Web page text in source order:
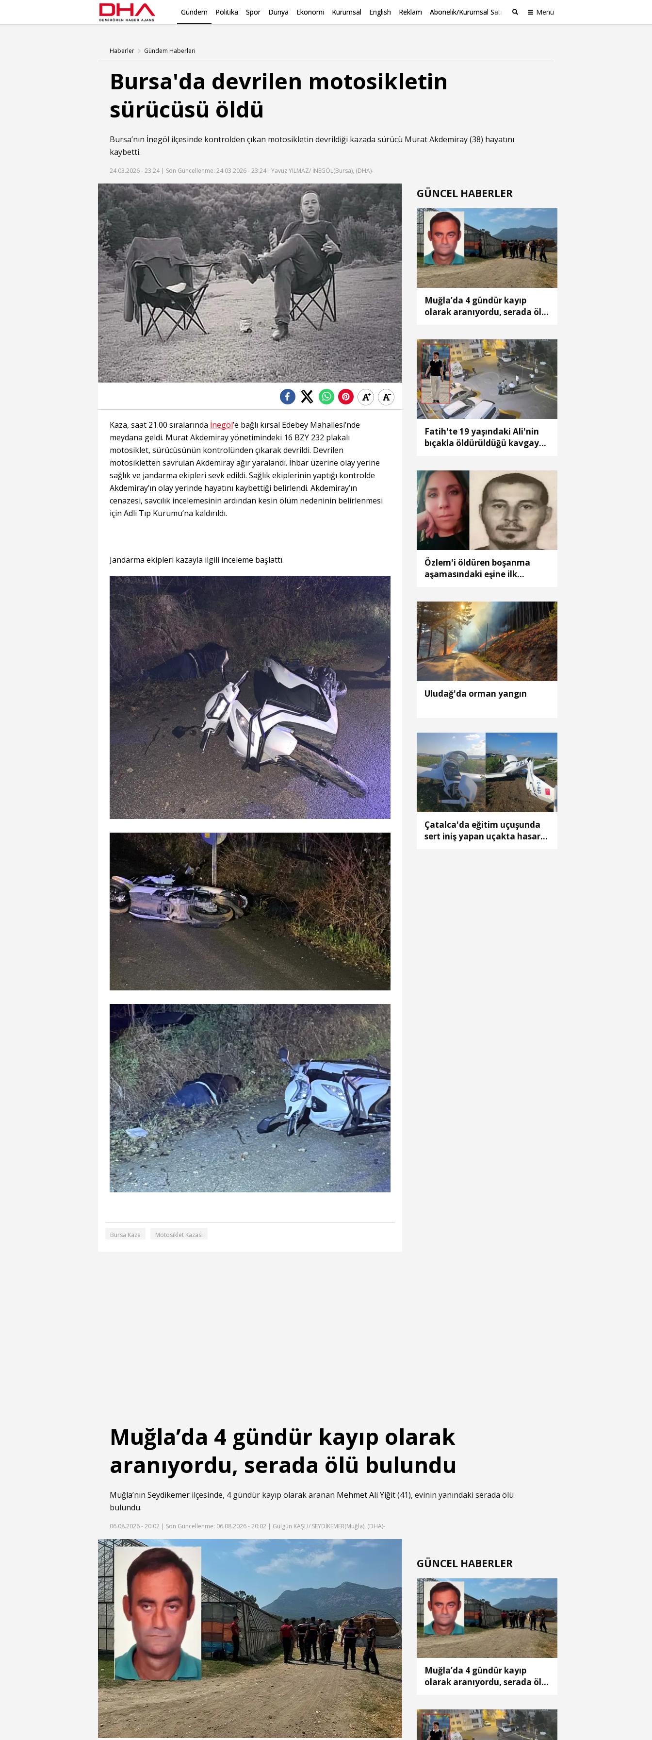
Gündem Politika Spor Dünya Ekonomi Kurumsal English Reklam Abonelik/Kurumsal Satış Menü
Haberler Gündem Haberleri
Bursa'da devrilen motosikletin
sürücüsü öldü
Bursa’nın İnegöl ilçesinde kontrolden çıkan motosikletin devrildiği kazada sürücü Murat Akdemiray (38) hayatını
kaybetti.
24.03.2026 - 23:24 | Son Güncellenme: 24.03.2026 - 23:24| Yavuz YILMAZ/ İNEGÖL(Bursa), (DHA)-
Kaza, saat 21.00 sıralarında İnegöl’e bağlı kırsal Edebey Mahallesi’nde
meydana geldi. Murat Akdemiray yönetimindeki 16 BZY 232 plakalı
motosiklet, sürücüsünün kontrolünden çıkarak devrildi. Devrilen
motosikletten savrulan Akdemiray ağır yaralandı. İhbar üzerine olay yerine
sağlık ve jandarma ekipleri sevk edildi. Sağlık ekiplerinin yaptığı kontrolde
Akdemiray’ın olay yerinde hayatını kaybettiği belirlendi. Akdemiray’ın
cenazesi, savcılık incelemesinin ardından kesin ölüm nedeninin belirlenmesi
için Adli Tıp Kurumu’na kaldırıldı.
Jandarma ekipleri kazayla ilgili inceleme başlattı.
Bursa Kaza Motosiklet Kazası
GÜNCEL HABERLER
Muğla’da 4 gündür kayıp
olarak aranıyordu, serada ölü
Fatih'te 19 yaşındaki Ali'nin
bıçakla öldürüldüğü kavgaya
Özlem'i öldüren boşanma
aşamasındaki eşine ilk
Uludağ'da orman yangın
Çatalca'da eğitim uçuşunda
sert iniş yapan uçakta hasar
Muğla’da 4 gündür kayıp olarak
aranıyordu, serada ölü bulundu
Muğla’nın Seydikemer ilçesinde, 4 gündür kayıp olarak aranan Mehmet Ali Yiğit(41), evinin yanındaki serada ölü
bulundu.
06.08.2026 - 20:02 | Son Güncellenme: 06.08.2026 - 20:02 | Gülgün KAŞLI/ SEYDİKEMER(Muğla), (DHA)-
GÜNCEL HABERLER
Muğla’da 4 gündür kayıp
olarak aranıyordu, serada ölü